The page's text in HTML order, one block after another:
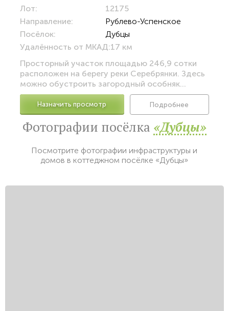
Лот:
12175
Направление:
Рублево-Успенское
Посёлок:
Дубцы
Удалённость от МКАД:17 км
Просторный участок площадью 246,9 сотки
расположен на берегу реки Серебрянки. Здесь
можно обустроить загородный особняк...
Назначить просмотр Подробнее
Фотографии посёлка «Дубцы»
Посмотрите фотографии инфраструктуры и
домов в коттеджном посёлке «Дубцы»